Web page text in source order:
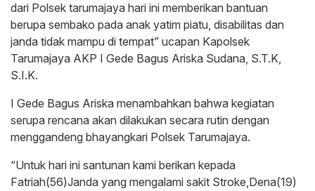
dari Polsek tarumajaya hari ini memberikan bantuan
berupa sembako pada anak yatim piatu, disabilitas dan
janda tidak mampu di tempat” ucapan Kapolsek
Tarumajaya AKP I Gede Bagus Ariska Sudana, S.T.K,
S.I.K.
I Gede Bagus Ariska menambahkan bahwa kegiatan
serupa rencana akan dilakukan secara rutin dengan
menggandeng bhayangkari Polsek Tarumajaya.
“Untuk hari ini santunan kami berikan kepada
Fatriah(56)Janda yang mengalami sakit Stroke,Dena(19)